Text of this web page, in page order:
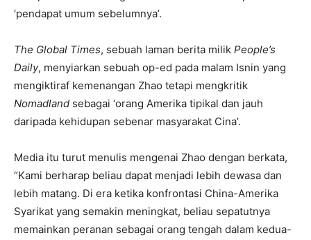
‘pendapat umum sebelumnya’.
The Global Times, sebuah laman berita milik People’s
Daily, menyiarkan sebuah op-ed pada malam Isnin yang
mengiktiraf kemenangan Zhao tetapi mengkritik
Nomadland sebagai ‘orang Amerika tipikal dan jauh
daripada kehidupan sebenar masyarakat Cina’.
Media itu turut menulis mengenai Zhao dengan berkata,
“Kami berharap beliau dapat menjadi lebih dewasa dan
lebih matang. Di era ketika konfrontasi China-Amerika
Syarikat yang semakin meningkat, beliau sepatutnya
memainkan peranan sebagai orang tengah dalam kedua-